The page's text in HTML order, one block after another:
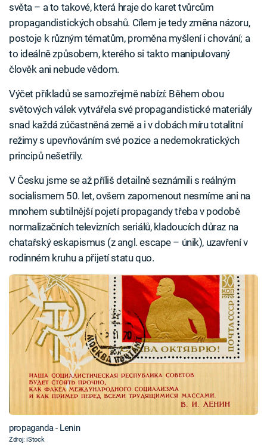
světa – a to takové, která hraje do karet tvůrcům
propagandistických obsahů. Cílem je tedy změna názoru,
postoje k různým tématům, proměna myšlení i chování; a
to ideálně způsobem, kterého si takto manipulovaný
člověk ani nebude vědom.
Výčet příkladů se samozřejmě nabízí: Během obou
světových válek vytvářela své propagandistické materiály
snad každá zúčastněná země a i v dobách míru totalitní
režimy s upevňováním své pozice a nedemokratických
principů nešetřily.
V Česku jsme se až příliš detailně seznámili s reálným
socialismem 50. let, ovšem zapomenout nesmíme ani na
mnohem subtilnější pojetí propagandy třeba v podobě
normalizačních televizních seriálů, kladoucích důraz na
chatařský eskapismus (z angl. escape – únik), uzavření v
rodinném kruhu a přijetí statu quo.
propaganda - Lenin
Zdroj: iStock